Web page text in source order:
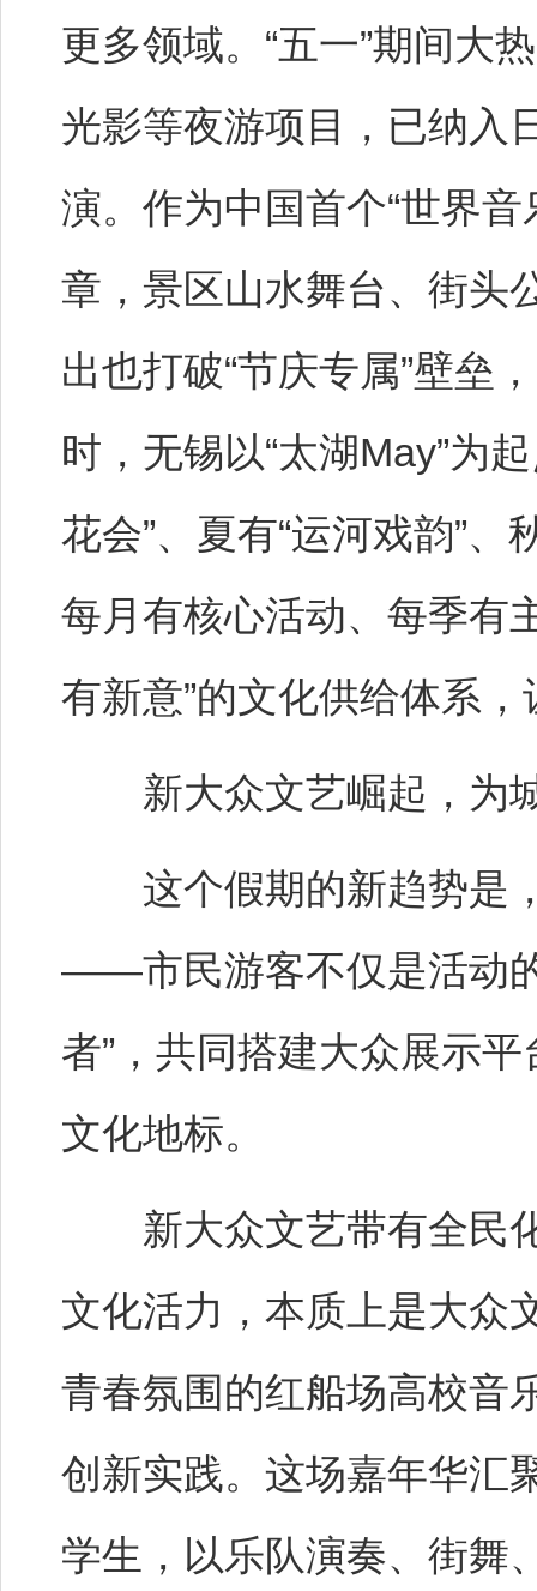
更多领域。“五一”期间大
光影等夜游项目，已纳入
演。作为中国首个“世界
章，景区山水舞台、街头
出也打破“节庆专属”壁垒
时，无锡以“太湖May”为
花会”、夏有“运河戏韵”、
每月有核心活动、每季有
有新意”的文化供给体系
新大众文艺崛起，为
这个假期的新趋势是，
——市民游客不仅是活动的
者”，共同搭建大众展示
文化地标。
新大众文艺带有全民化
文化活力，本质上是大众
青春氛围的红船场高校音
创新实践。这场嘉年华汇
学生，以乐队演奏、街舞